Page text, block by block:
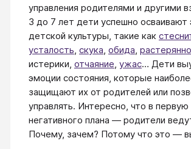
управления родителями и другими
3 до 7 лет дети успешно осваивают
детской культуры, такие как
усталость скука обида
истерики, отчаяние ужас… Дети
эмоции состояния, которые
защищают их от родителей или
управлять. Интересно, что в
негативного плана — родители
Почему, зачем? Потому что это —